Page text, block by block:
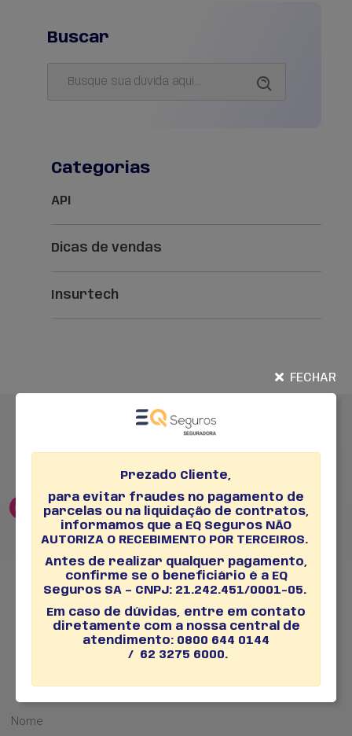
Buscar
Categorias
API
Dicas de vendas
Insurtech
Siga nossas Redes Sociais
novidades.
@eq.seguros EQ Seguros
POLÍTICA DE PRIVACIDADE | TERMOS DE USO
Fique por dentro das novidades
FECHAR
Prezado Cliente,
para evitar fraudes no pagamento de
parcelas ou na liquidação de contratos,
informamos que a EQ Seguros NÃO
AUTORIZA O RECEBIMENTO POR TERCEIROS.
Antes de realizar qualquer pagamento,
confirme se o beneficiário é a EQ
Seguros SA – CNPJ: 21.242.451/0001-05.
Em caso de dúvidas, entre em contato
diretamente com a nossa central de
atendimento: 0800 644 0144
/ 62 3275 6000.